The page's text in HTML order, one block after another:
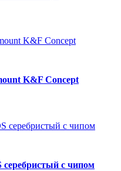
K&F Concept
серебристый с чипом